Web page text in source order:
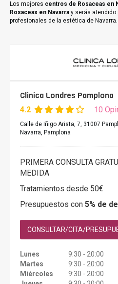
Los mejores centros de Rosaceas en
Rosaceas en Navarra y serás atendido
profesionales de la estética de Navarra.
Clinica Londres Pamplona
4.2 10
Calle de Iñigo Arista, 7, 31007
Navarra, Pamplona
PRIMERA CONSULTA
MEDIDA
Tratamientos desde 50€
Presupuestos con 5% de
CONSULTAR/CITA/
Lunes
9:30 - 20:00
Martes
9:30 - 20:00
Miércoles
9:30 - 20:00